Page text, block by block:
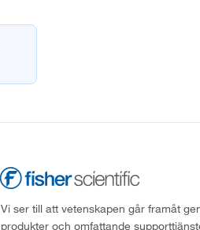
Vi ser till att vetenskapen går framåt
produkter och omfattande